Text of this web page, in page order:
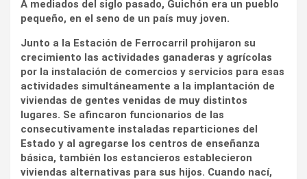
A mediados del siglo pasado, Guichón era un pueblo
pequeño, en el seno de un país muy joven.
Junto a la Estación de Ferrocarril prohijaron su
crecimiento las actividades ganaderas y agrícolas
por la instalación de comercios y servicios para esas
actividades simultáneamente a la implantación de
viviendas de gentes venidas de muy distintos
lugares. Se afincaron funcionarios de las
consecutivamente instaladas reparticiones del
Estado y al agregarse los centros de enseñanza
básica, también los estancieros establecieron
viviendas alternativas para sus hijos. Cuando nací,